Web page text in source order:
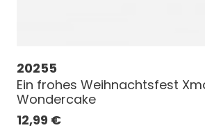
20255
Ein frohes Weihnachtsfest
Wondercake
12,99 €